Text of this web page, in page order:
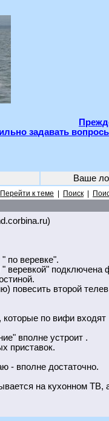
задавать
Ваше
Перейти к теме Поиск
по веревке".
веревкой" подключена
повесить второй
по вифи входят
вполне устроит .
приставок.
- вполне достаточно.
на кухонном ТВ,